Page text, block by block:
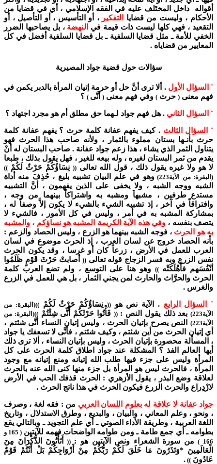
أقواله داخل المختَلف عليه في الفقه الإسلامي ، أي في قضايا من
الأحكام ، وليست من قضايا
التفكير ، أو التأسيس ، أو التأصيل ، أو
التقعيد ، فهي كلها ليست ذات قيمة في النهضة ، بل يصاحبها الضرر
الخفي للأمة ـ مثل قضايا السلفية ـ بل قضايا السلفية أفضل في كل
المعايير من قضاياه .
سؤالات حول قضية جواد المصيرية
¨ السؤال الأول . ألا ترى أنَّ حل أو حرمة إتيان المرأة بالدبر يكمن في
فهم معنى ( حرث ) وفي فهم معنى ( أنَّى ) ؟
¨ السؤال الثاني . هل فهم جواد لـهما حق مطلق أم هو مجرد اجتهاد ؟
¨ السؤال الثالث . كيف يفهم عفانة كلمة حرث ؟ يفهم عفانة كلمة
حرث بأنـها بستان مملوء بالثمار ، ولأنه صاحب هذا الحرث فهو
يتناول الثمر الذي يشاء ، هذا زعم جواد عفانة . صاحب البستان له أنْ
يقدم من ثمر البستان لغيره ، وله بيعه للغير ، فهل يقول بذلك ، طبعا
لا هو ولا غيره يقول ذلك ، قول الله تعالى(( نِسَاؤُكُمْ حَرْثٌ لَكُمْ )
)
(البقرة: من الآية223)
وهو في علم البيان تشبيه بليغ ، حُذِفَ منه أداة
الشبه ووجه الشبه ، ولا يخفى على الذين يفهمون ، أنَّ التشبيه
مستدع طرفين ، مشبهاَ ومشبه به واشتراكاً بينهما من وجه ،
وافتراقاً في آخر ، إذ تشبيه الشيء بالشيء لا يكون إلاَّ وصفاً له ،
بمشاركة المشبه به في أمر ، وليس في كل الأمور ، فالشيء لا
يتصف بنفسه ،وفي هذه الآية الكريمة المشبه هو نساؤكم ، والمشبه
به هو الحرث ، فوجه الشبه بينهما هو الزرع ، وليس الحصاد والزعم :
بأنه الحصاد خروج عن لسان العرب ، إذ الحرث موضوع في لسان
العرب للعمل في الأرض ، زرعاً كان أو غرسا ، وقد يكون الحرث
نفس الزرع وبه فسر الزجاج قوله تعالى(( أصابتْ حَرْثَ قَوْمٍ ظَلَمُوا
أنْفُسَهم فأَهْلَكَتْه)) وهو هنا على التوسع ، ولم تضع العرب كلمة
الحرث والحرَّاث والحارث لمن يجني الثمار ، بل هي للعمل في الزرع
والغرس .
¨ السؤال الرابع . الآية نص هو((نِسَاؤُكُمْ حَرْثٌ لَكُمْ))(البقرة: من
الآية223)
بعد ذلك يقول النص :(( فَأْتُوا حَرْثَكُمْ أَنَّى شِئْتُمْ))(البقرة: من
الآية223)
النص يصرح بإتيان الحرث ، وليس إتيان النساء أنَّى شئتم ،
أي إتيان الحرث من أين شئتم ، وكيف شئتم ، فأنَّى لا تسعفك يا جواد
، المسألة محصورة بإتيان الحرث ، وليس بإتيان النساء ، ألا ترى ذلك
أيها العالم الفذ ؟ المشكلة عند جواد اطلاق كلمة الحرث على كل
المرأة وليس على جزء فيها طلب الله إتيانه ومنع إتيانه مع وجود
المرأة ، فالحرث ليس هو المرأة بل جزء منها كنى الله عنه بالحرث
لعلاقة وضع البذر ، يقول الأزهري : الحرث قذفك الحب في الأرض
لازْدِِراع والحرث الزرع فيكون الحرث في هذا ناتج الحرث .
جواد عفانة لا علاقة له بعلوم اللسان العربي من : فقه لغة ، وصرف
، ونحو ، وعلم المعاني ، والبيان ، والبديع ، وطرق الاستدلال ، وتاريخ
اللغة العربية ، وطريقة الأداء الصوتي ـ أي علم التجويد ـ وبالتالي يقع
بطوامه ـ أي جمع طامة ـ ومن طوامه الواضحات فهمه للآيتين
( 165 و
166 )
من سورة الشعراء ونص الآيتين هو :((
أَتَأْتُونَ الذُّكْرَانَ مِنَ
الْعَالَمِينَ *وَتَذَرُونَ مَا خَلَقَ لَكُمْ رَبُّكُمْ مِنْ أَزْوَاجِكُمْ بَلْ أَنْتُمْ قَوْمٌ
عَادُونَ ))
.